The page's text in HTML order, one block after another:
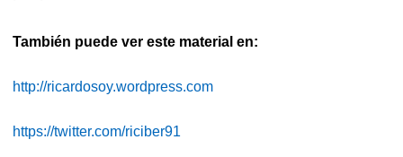
También puede ver este material en:
http://ricardosoy.wordpress.com
https://twitter.com/riciber91